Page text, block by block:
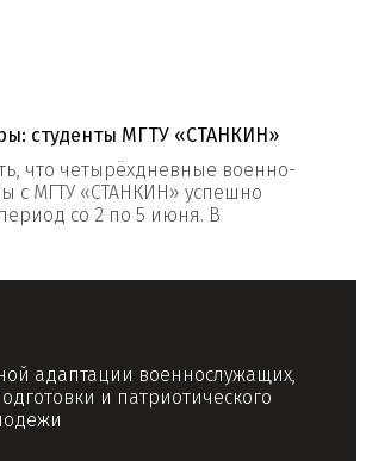
студенты МГТУ «СТАНКИН»
что четырёхдневные военно-
с МГТУ «СТАНКИН» успешно
со 2 по 5 июня. В
адаптации военнослужащих,
и патриотического